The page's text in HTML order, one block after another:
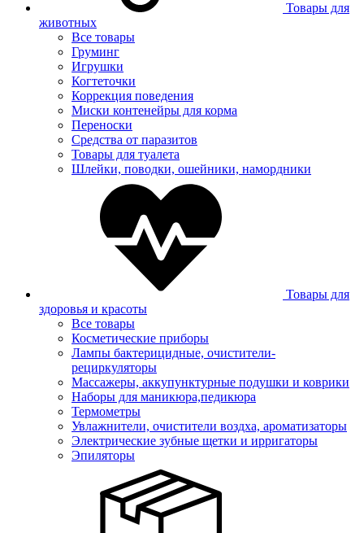
Товары для
животных
Все товары
Груминг
Игрушки
Когтеточки
Коррекция поведения
Миски контенейры для корма
Переноски
Средства от паразитов
Товары для туалета
Шлейки, поводки, ошейники, намордники
Товары для
здоровья и красоты
Все товары
Косметические приборы
Лампы бактерицидные, очистители-
рециркуляторы
Массажеры, аккупунктурные подушки и коврики
Наборы для маникюра,педикюра
Термометры
Увлажнители, очистители воздха, ароматизаторы
Электрические зубные щетки и ирригаторы
Эпиляторы